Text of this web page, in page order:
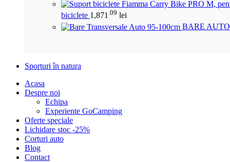
biciclete 1,871 .09 lei
BARE
Sporturi în natura
Acasa
Despre noi
Echipa
Experiente GoCamping
Oferte speciale
Lichidare stoc -25%
Corturi auto
Blog
Contact